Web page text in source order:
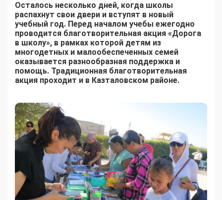
Осталось несколько дней, когда школы
распахнут свои двери и вступят в новый
учебный год. Перед началом учебы ежегодно
проводится благотворительная акция «Дорога
в школу», в рамках которой детям из
многодетных и малообеспеченных семей
оказывается разнообразная поддержка и
помощь. Традиционная благотворительная
акция проходит и в Казталовском районе.